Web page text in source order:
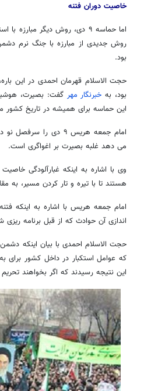
خاصیت دوران فتنه
اما حماسه ۹ دی، روش دیگر
روش جدیدی از مبارزه با جنگ نرم
بود.
بود، به خبرنگار مهر گفت: بصیرت،
این حماسه برای همیشه در تاریخ کشور
امام جمعه هریس ۹ دی
می دهد غلبه بصیرت بر اغواگری است.
وی با اشاره به اینکه غبارآلودگی
هستند تا با تیره و تار کردن مسیر،
اندازی آن حوادث که از قبل برنامه ریزی
حجت الاسلام احمدی با بیان اینکه
که عوامل استکبار در داخل کشور برای
این نتیجه رسیدند که اگر بخواهند